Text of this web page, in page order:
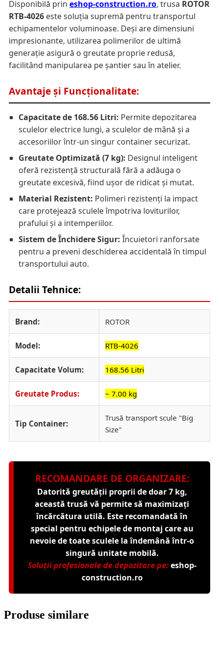
Disponibilă prin eshop-construction.ro, trusa ROTOR
RTB-4026 este soluția supremă pentru transportul
echipamentelor voluminoase. Deși are dimensiuni
impresionante, utilizarea polimerilor de ultimă
generație asigură o greutate proprie redusă,
facilitând manipularea pe șantier sau în atelier.
Avantaje și Funcționalitate:
Capacitate de 168.56 Litri: Permite depozitarea
sculelor electrice lungi, a sculelor de mână și a
accesoriilor într-un singur container securizat.
Greutate Optimizată (7 kg): Designul inteligent
oferă rezistență structurală fără a adăuga o
greutate excesivă, fiind ușor de ridicat și mutat.
Material Rezistent: Polimeri rezistenți la impact
care protejează sculele împotriva loviturilor,
prafului și a intemperiilor.
Sistem de Închidere Sigur: Încuietori ranforsate
pentru a preveni deschiderea accidentală în timpul
transportului auto.
Detalii Tehnice:
Brand: ROTOR
Model: RTB-4026
Capacitate Volum: 168.56 Litri
Greutate Produs: ~ 7.00 kg
Tip Container:
Trusă transport scule "Big
Size"
RECOMANDARE DE ORGANIZARE:
Datorită greutății proprii de doar 7 kg,
această trusă vă permite să maximizați
încărcătura utilă. Este recomandată în
special pentru echipele de montaj care au
nevoie de toate sculele la îndemână într-o
singură unitate mobilă.
Soluții profesionale de depozitare pe: eshop-
construction.ro
Produse similare